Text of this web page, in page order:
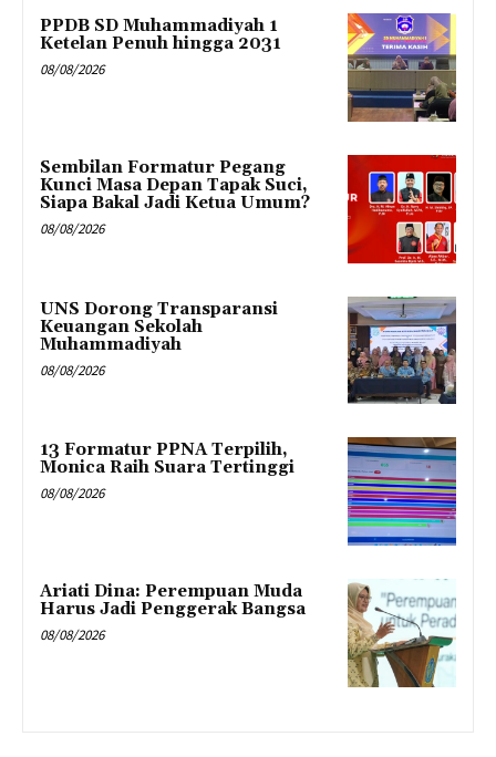
PPDB SD Muhammadiyah 1
Ketelan Penuh hingga 2031
08/08/2026
Sembilan Formatur Pegang
Kunci Masa Depan Tapak Suci,
Siapa Bakal Jadi Ketua Umum?
08/08/2026
UNS Dorong Transparansi
Keuangan Sekolah
Muhammadiyah
08/08/2026
13 Formatur PPNA Terpilih,
Monica Raih Suara Tertinggi
08/08/2026
Ariati Dina: Perempuan Muda
Harus Jadi Penggerak Bangsa
08/08/2026